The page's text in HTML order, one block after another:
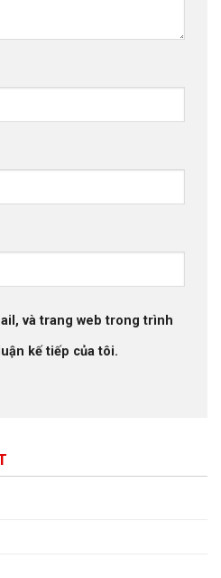
và trang web trong trình
kế tiếp của tôi.